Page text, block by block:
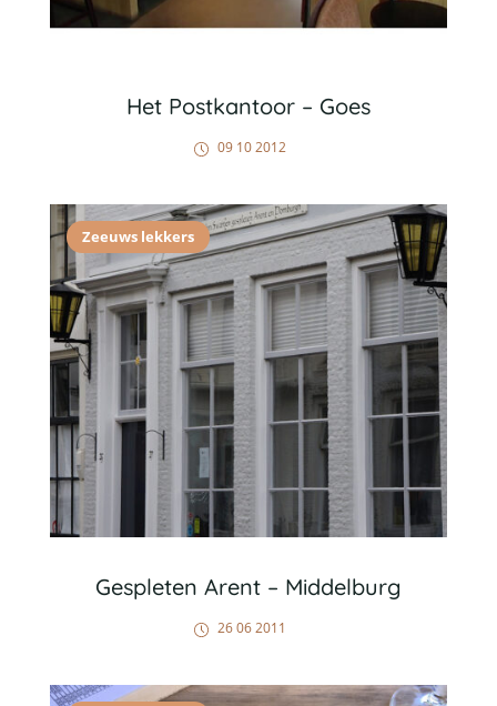
Het Postkantoor – Goes
09 10 2012
Zeeuws lekkers
Gespleten Arent – Middelburg
26 06 2011